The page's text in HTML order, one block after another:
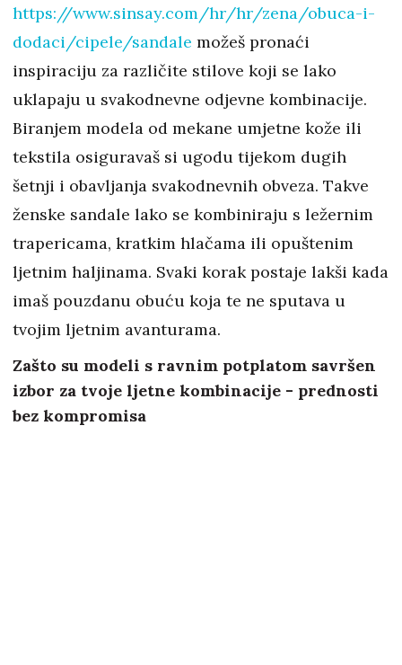
https://www.sinsay.com/hr/hr/zena/obuca-i-
dodaci/cipele/sandale možeš pronaći
inspiraciju za različite stilove koji se lako
uklapaju u svakodnevne odjevne kombinacije.
Biranjem modela od mekane umjetne kože ili
tekstila osiguravaš si ugodu tijekom dugih
šetnji i obavljanja svakodnevnih obveza. Takve
ženske sandale lako se kombiniraju s ležernim
trapericama, kratkim hlačama ili opuštenim
ljetnim haljinama. Svaki korak postaje lakši kada
imaš pouzdanu obuću koja te ne sputava u
tvojim ljetnim avanturama.
Zašto su modeli s ravnim potplatom savršen
izbor za tvoje ljetne kombinacije - prednosti
bez kompromisa